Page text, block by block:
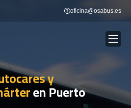
oficina@osabus.es
Show dropdown
y
en Puerto